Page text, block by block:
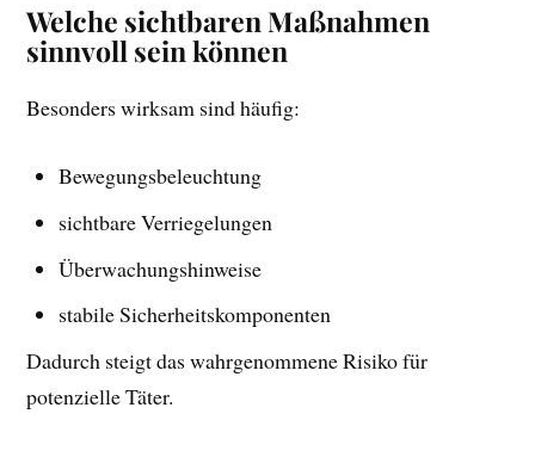
Welche sichtbaren Maßnahmen
sinnvoll sein können
Besonders wirksam sind häufig:
Bewegungsbeleuchtung
sichtbare Verriegelungen
Überwachungshinweise
stabile Sicherheitskomponenten
Dadurch steigt das wahrgenommene Risiko für
potenzielle Täter.